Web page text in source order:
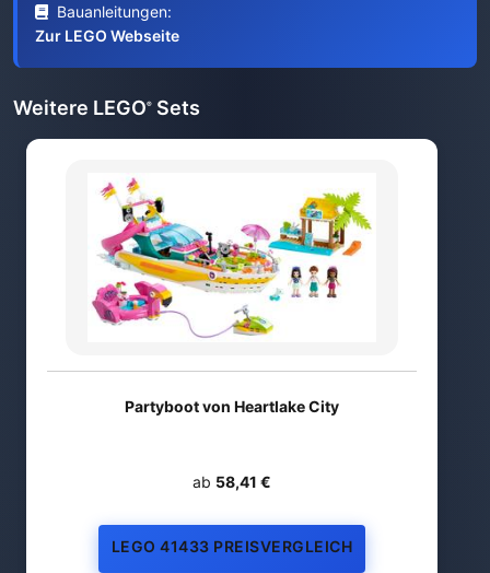
Bauanleitungen:
Zur LEGO Webseite
Weitere LEGO® Sets
Partyboot von Heartlake City
ab 58,41 €
LEGO 41433 PREISVERGLEICH